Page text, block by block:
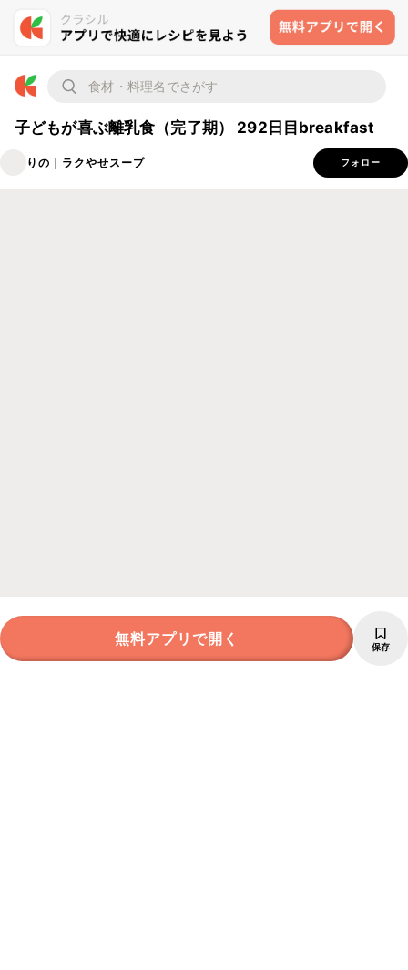
子どもが喜ぶ離乳食（完了期） 292日目breakfast
りの｜ラクやせスープ フォロー
無料アプリで開く 保存